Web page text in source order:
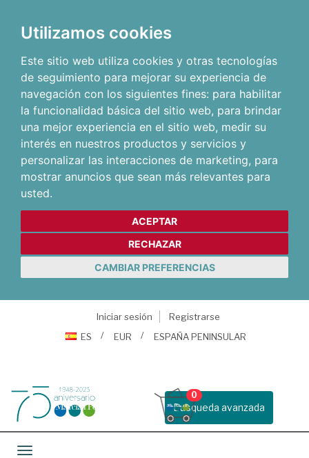
Utilizamos cookies
Este sitio web utiliza cookies y otras tecnologías
de seguimiento para mejorar su experiencia de
navegación con los siguientes fines: para habilitar
la funcionalidad básica del sitio web, para brindar
una mejor experiencia en el sitio web, medir su
interés en nuestros productos y servicios y
personalizar las interacciones de marketing, para
mostrar anuncios que sean más relevantes para
usted.
ACEPTAR
RECHAZAR
CAMBIAR PREFERENCIAS
Iniciar sesión
Registrarse
ES
EUR ESPAÑA PENINSULAR
Busqueda avanzada
0
Toggle navigation